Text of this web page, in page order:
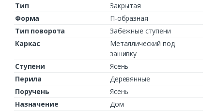
Тип
Закрытая
Форма
П-образная
Тип поворота
Забежные ступени
Каркас
Металлический под
зашивку
Ступени
Ясень
Перила
Деревянные
Поручень
Ясень
Назначение
Дом